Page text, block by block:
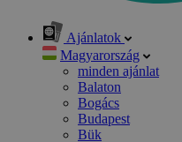
Ajánlatok
Magyarország
minden ajánlat
Balaton
Bogács
Budapest
Bük